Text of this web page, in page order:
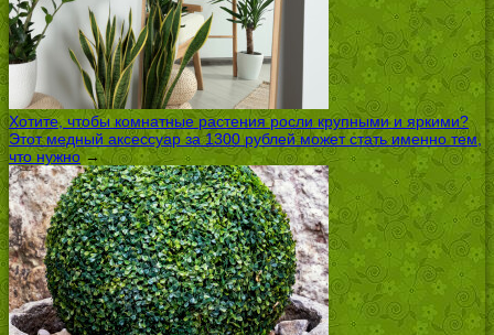
Хотите, чтобы комнатные растения росли крупными и яркими?
Этот медный аксессуар за 1300 рублей может стать именно тем,
что нужно→